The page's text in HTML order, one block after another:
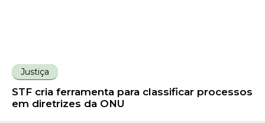
Justiça
STF cria ferramenta para classificar processos
em diretrizes da ONU